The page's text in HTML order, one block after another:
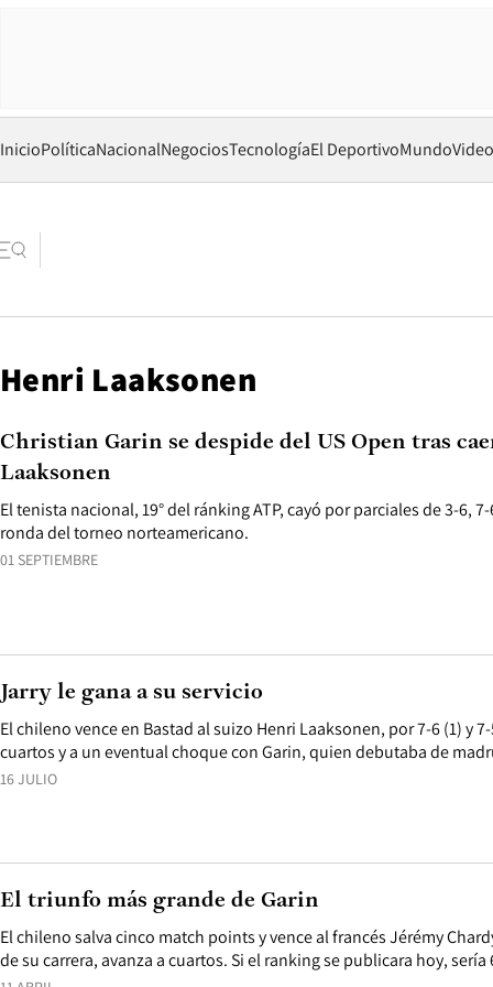
InicioPolíticaNacionalNegociosTecnologíaEl DeportivoMundo
Henri Laaksonen
01 SEPTIEMBRE
El tenista nacional, 19° del ránking ATP, cayó por parciales de 3-6,
ronda del torneo norteamericano.
Christian Garin se despide del US Open tras
Laaksonen
16 JULIO
El chileno vence en Bastad al suizo Henri Laaksonen, por 7-6 (1) y
cuartos y a un eventual choque con Garin, quien debutaba de
Jarry le gana a su servicio
El chileno salva cinco match points y vence al francés Jérémy
de su carrera, avanza a cuartos. Si el ranking se publicara hoy, sería
El triunfo más grande de Garin